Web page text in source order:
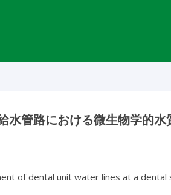
水管路における微生物学的
of dental unit water lines at a dental